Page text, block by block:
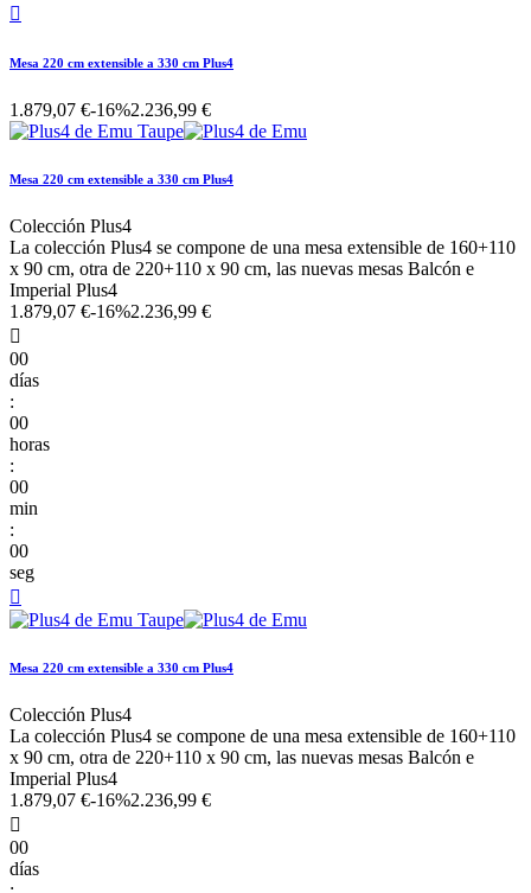

Mesa 220 cm extensible a 330 cm Plus4
1.879,07 €-16%2.236,99 €
Mesa 220 cm extensible a 330 cm Plus4
Colección Plus4
La colección Plus4 se compone de una mesa extensible de 160+110
x 90 cm, otra de 220+110 x 90 cm, las nuevas mesas Balcón e
Imperial Plus4
1.879,07 €-16%2.236,99 €

00
días
:
00
horas
:
00
min
:
00
seg

Mesa 220 cm extensible a 330 cm Plus4
Colección Plus4
La colección Plus4 se compone de una mesa extensible de 160+110
x 90 cm, otra de 220+110 x 90 cm, las nuevas mesas Balcón e
Imperial Plus4
1.879,07 €-16%2.236,99 €

00
días